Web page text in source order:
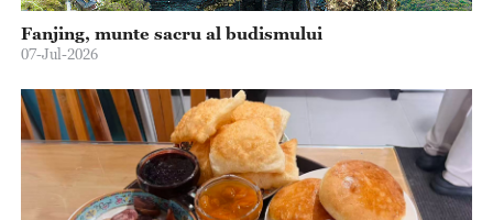
Fanjing, munte sacru al budismului
07-Jul-2026